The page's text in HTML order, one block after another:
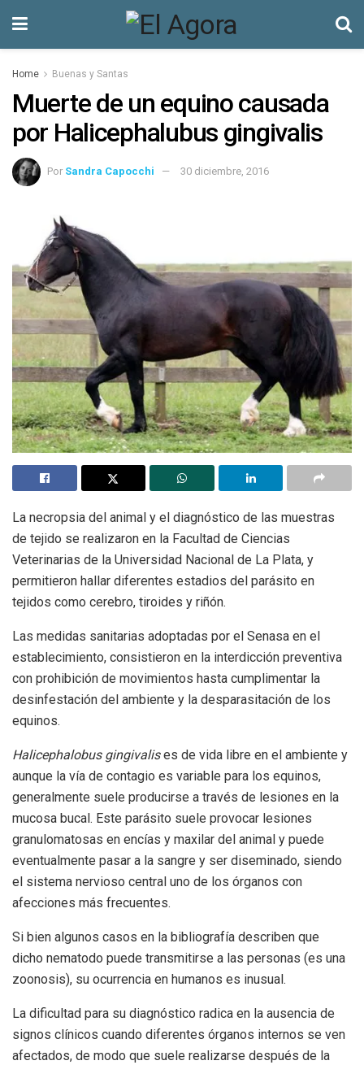
Home Buenas y Santas
Muerte de un equino causada
por Halicephalubus gingivalis
Por Sandra Capocchi 30 diciembre, 2016
La necropsia del animal y el diagnóstico de las muestras
de tejido se realizaron en la Facultad de Ciencias
Veterinarias de la Universidad Nacional de La Plata, y
permitieron hallar diferentes estadios del parásito en
tejidos como cerebro, tiroides y riñón.
Las medidas sanitarias adoptadas por el Senasa en el
establecimiento, consistieron en la interdicción preventiva
con prohibición de movimientos hasta cumplimentar la
desinfestación del ambiente y la desparasitación de los
equinos.
Halicephalobus gingivalises de vida libre en el ambiente y
aunque la vía de contagio es variable para los equinos,
generalmente suele producirse a través de lesiones en la
mucosa bucal. Este parásito suele provocar lesiones
granulomatosas en encías y maxilar del animal y puede
eventualmente pasar a la sangre y ser diseminado, siendo
el sistema nervioso central uno de los órganos con
afecciones más frecuentes.
Si bien algunos casos en la bibliografía describen que
dicho nematodo puede transmitirse a las personas (es una
zoonosis), su ocurrencia en humanos es inusual.
La dificultad para su diagnóstico radica en la ausencia de
signos clínicos cuando diferentes órganos internos se ven
afectados, de modo que suele realizarse después de la